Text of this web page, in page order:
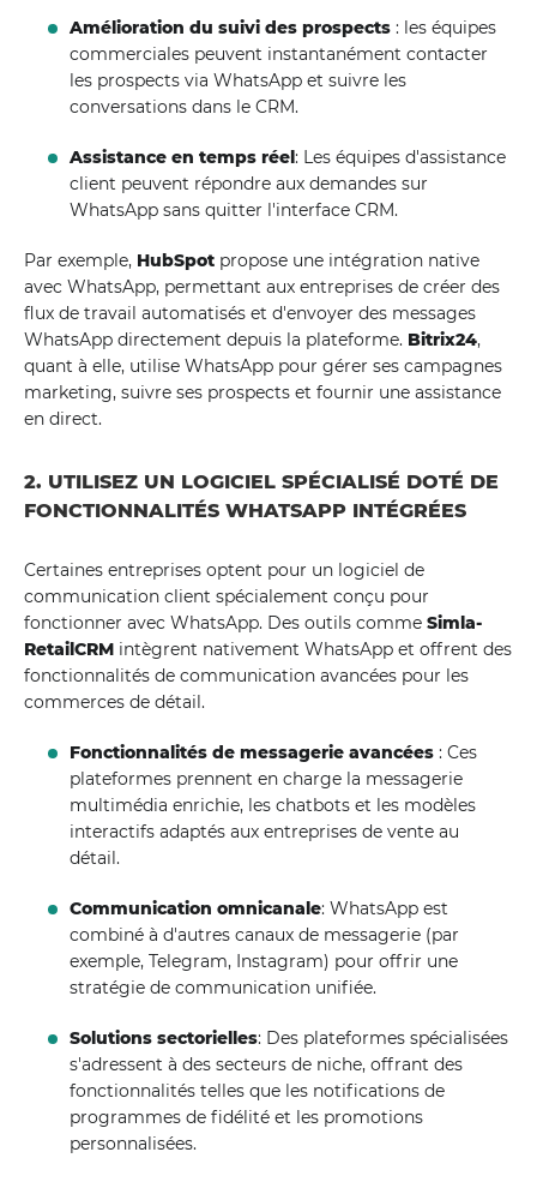
Amélioration du suivi des prospects : les équipes
commerciales peuvent instantanément contacter
les prospects via WhatsApp et suivre les
conversations dans le CRM.
Assistance en temps réel: Les équipes d'assistance
client peuvent répondre aux demandes sur
WhatsApp sans quitter l'interface CRM.
Par exemple, HubSpot propose une intégration native
avec WhatsApp, permettant aux entreprises de créer des
flux de travail automatisés et d'envoyer des messages
WhatsApp directement depuis la plateforme. Bitrix24,
quant à elle, utilise WhatsApp pour gérer ses campagnes
marketing, suivre ses prospects et fournir une assistance
en direct.
2. UTILISEZ UN LOGICIEL SPÉCIALISÉ DOTÉ DE
FONCTIONNALITÉS WHATSAPP INTÉGRÉES
Certaines entreprises optent pour un logiciel de
communication client spécialement conçu pour
fonctionner avec WhatsApp. Des outils comme Simla-
RetailCRM intègrent nativement WhatsApp et offrent des
fonctionnalités de communication avancées pour les
commerces de détail.
Fonctionnalités de messagerie avancées : Ces
plateformes prennent en charge la messagerie
multimédia enrichie, les chatbots et les modèles
interactifs adaptés aux entreprises de vente au
détail.
Communication omnicanale: WhatsApp est
combiné à d'autres canaux de messagerie (par
exemple, Telegram, Instagram) pour offrir une
stratégie de communication unifiée.
Solutions sectorielles: Des plateformes spécialisées
s'adressent à des secteurs de niche, offrant des
fonctionnalités telles que les notifications de
programmes de fidélité et les promotions
personnalisées.